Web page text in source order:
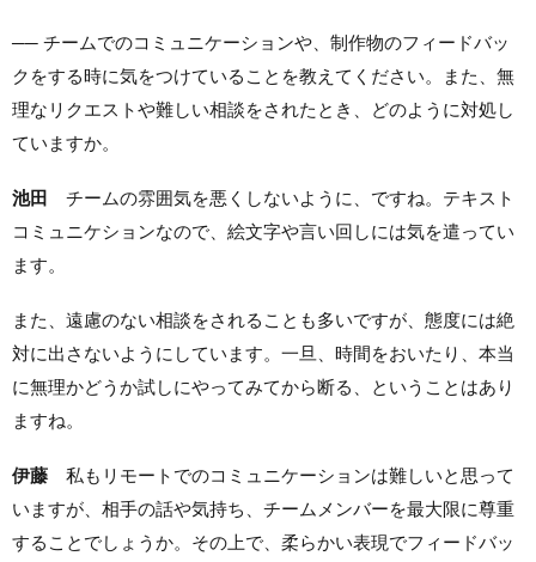
── チームでのコミュニケーションや、制作物のフィードバッ
クをする時に気をつけていることを教えてください。また、無
理なリクエストや難しい相談をされたとき、どのように対処し
ていますか。
池田
チームの雰囲気を悪くしないように、ですね。テキスト
コミュニケションなので、絵文字や言い回しには気を遣ってい
ます。
また、遠慮のない相談をされることも多いですが、態度には絶
対に出さないようにしています。一旦、時間をおいたり、本当
に無理かどうか試しにやってみてから断る、ということはあり
ますね。
伊藤 私もリモートでのコミュニケーションは難しいと思って
いますが、相手の話や気持ち、チームメンバーを最大限に尊重
することでしょうか。その上で、柔らかい表現でフィードバッ